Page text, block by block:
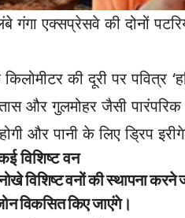
गंगा एक्सप्रेसवे की दोनों
की दूरी पर पवित्र
गुलमोहर जैसी पारंपरिक व
और पानी के लिए ड्रिप
विशिष्ट वन
विशिष्ट वनों की स्थापना
विकसित किए जाएंगे।